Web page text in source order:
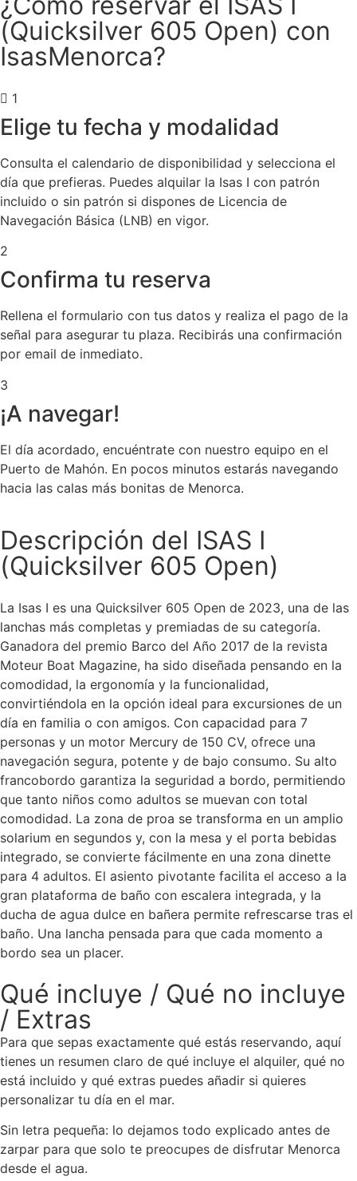
(Quicksilver 605 Open) con
IsasMenorca?
1
Elige tu fecha y modalidad
Consulta el calendario de disponibilidad y selecciona el
día que prefieras. Puedes alquilar la Isas I con patrón
incluido o sin patrón si dispones de Licencia de
Navegación Básica (LNB) en vigor.
2
Confirma tu reserva
Rellena el formulario con tus datos y realiza el pago de la
señal para asegurar tu plaza. Recibirás una confirmación
por email de inmediato.
3
¡A navegar!
El día acordado, encuéntrate con nuestro equipo en el
Puerto de Mahón. En pocos minutos estarás navegando
hacia las calas más bonitas de Menorca.
Descripción del ISAS I
(Quicksilver 605 Open)
La Isas I es una Quicksilver 605 Open de 2023, una de las
lanchas más completas y premiadas de su categoría.
Ganadora del premio Barco del Año 2017 de la revista
Moteur Boat Magazine, ha sido diseñada pensando en la
comodidad, la ergonomía y la funcionalidad,
convirtiéndola en la opción ideal para excursiones de un
día en familia o con amigos. Con capacidad para 7
personas y un motor Mercury de 150 CV, ofrece una
navegación segura, potente y de bajo consumo. Su alto
francobordo garantiza la seguridad a bordo, permitiendo
que tanto niños como adultos se muevan con total
comodidad. La zona de proa se transforma en un amplio
solarium en segundos y, con la mesa y el porta bebidas
integrado, se convierte fácilmente en una zona dinette
para 4 adultos. El asiento pivotante facilita el acceso a la
gran plataforma de baño con escalera integrada, y la
ducha de agua dulce en bañera permite refrescarse tras el
baño. Una lancha pensada para que cada momento a
bordo sea un placer.
Qué incluye / Qué no incluye
/ Extras
Para que sepas exactamente qué estás reservando, aquí
tienes un resumen claro de qué incluye el alquiler, qué no
está incluido y qué extras puedes añadir si quieres
personalizar tu día en el mar.
Sin letra pequeña: lo dejamos todo explicado antes de
zarpar para que solo te preocupes de disfrutar Menorca
desde el agua.